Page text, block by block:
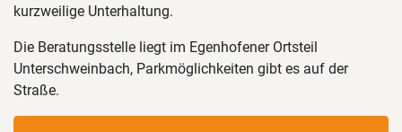
kurzweilige Unterhaltung.
Die Beratungsstelle liegt im Egenhofener Ortsteil
Unterschweinbach, Parkmöglichkeiten gibt es auf der
Straße.